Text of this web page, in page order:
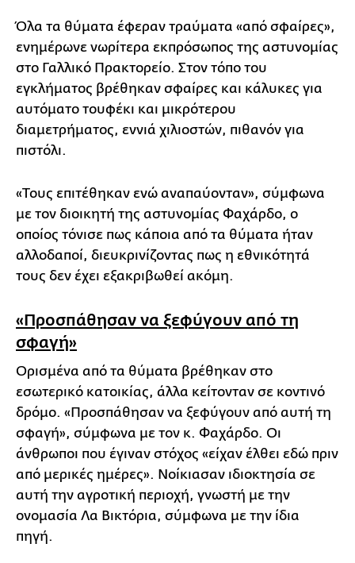
Όλα τα θύματα έφεραν τραύματα «από σφαίρες»,
ενημέρωνε νωρίτερα εκπρόσωπος της αστυνομίας
στο Γαλλικό Πρακτορείο. Στον τόπο του
εγκλήματος βρέθηκαν σφαίρες και κάλυκες για
αυτόματο τουφέκι και μικρότερου
διαμετρήματος, εννιά χιλιοστών, πιθανόν για
πιστόλι.
«Τους επιτέθηκαν ενώ αναπαύονταν», σύμφωνα
με τον διοικητή της αστυνομίας Φαχάρδο, ο
οποίος τόνισε πως κάποια από τα θύματα ήταν
αλλοδαποί, διευκρινίζοντας πως η εθνικότητά
τους δεν έχει εξακριβωθεί ακόμη.
«Προσπάθησαν να ξεφύγουν από τη
σφαγή»
Ορισμένα από τα θύματα βρέθηκαν στο
εσωτερικό κατοικίας, άλλα κείτονταν σε κοντινό
δρόμο. «Προσπάθησαν να ξεφύγουν από αυτή τη
σφαγή», σύμφωνα με τον κ. Φαχάρδο. Οι
άνθρωποι που έγιναν στόχος «είχαν έλθει εδώ πριν
από μερικές ημέρες». Νοίκιασαν ιδιοκτησία σε
αυτή την αγροτική περιοχή, γνωστή με την
ονομασία Λα Βικτόρια, σύμφωνα με την ίδια
πηγή.